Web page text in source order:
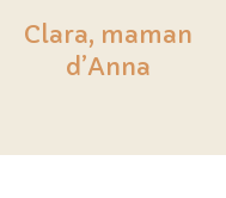
Clara, maman
d’Anna